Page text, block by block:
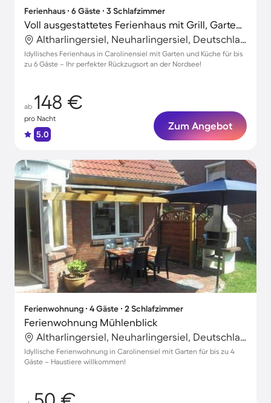
Ferienhaus ∙ 6 Gäste ∙ 3 Schlafzimmer
Voll ausgestattetes Ferienhaus mit Grill, Garten und Terrasse
Altharlingersiel, Neuharlingersiel, Deutschland
Idyllisches Ferienhaus in Carolinensiel mit Garten und Küche für bis
zu 6 Gäste – Ihr perfekter Rückzugsort an der Nordsee!
ab 148 €
pro Nacht
5.0
Zum Angebot
Ferienwohnung ∙ 4 Gäste ∙ 2 Schlafzimmer
Ferienwohnung Mühlenblick
Altharlingersiel, Neuharlingersiel, Deutschland
Idyllische Ferienwohnung in Carolinensiel mit Garten für bis zu 4
Gäste – Haustiere willkommen!